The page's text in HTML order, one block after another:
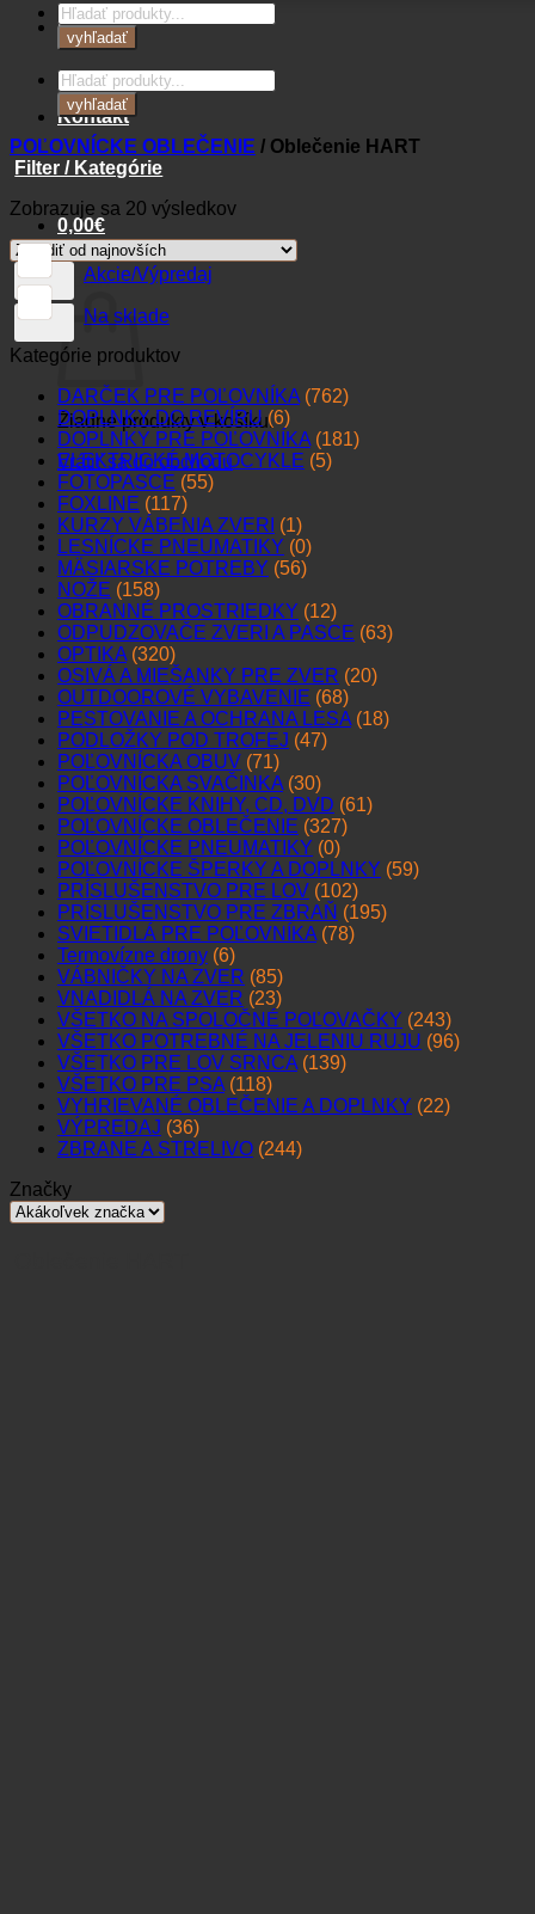
Blog
Kontakt
0,00€
Košík
Žiadne produkty v košíku.
Vrátiť sa do obchodu
Products
search
vyhľadať
Products
search
vyhľadať
POĽOVNÍCKE OBLEČENIE / Oblečenie HART
Filter / Kategórie
Zobrazuje sa 20 výsledkovZoradené
najnovších
Akcie/Výpredaj
Na sklade
Kategórie produktov
DARČEK PRE POĽOVNÍKA (762)
DOPLNKY DO REVÍRU (6)
DOPLNKY PRE POĽOVNÍKA (181)
ELEKTRICKÉ MOTOCYKLE (5)
FOTOPASCE (55)
FOXLINE (117)
KURZY VÁBENIA ZVERI (1)
LESNÍCKE PNEUMATIKY (0)
MÄSIARSKE POTREBY (56)
NOŽE (158)
OBRANNÉ PROSTRIEDKY (12)
ODPUDZOVAČE ZVERI A PASCE (63)
OPTIKA (320)
OSIVÁ A MIEŠANKY PRE ZVER (20)
OUTDOOROVÉ VYBAVENIE (68)
PESTOVANIE A OCHRANA LESA (18)
PODLOŽKY POD TROFEJ (47)
POĽOVNÍCKA OBUV (71)
POĽOVNÍCKA SVAČINKA (30)
POĽOVNÍCKE KNIHY, CD, DVD (61)
POĽOVNÍCKE OBLEČENIE (327)
POĽOVNÍCKE PNEUMATIKY (0)
POĽOVNÍCKE ŠPERKY A DOPLNKY (59)
PRÍSLUŠENSTVO PRE LOV (102)
PRÍSLUŠENSTVO PRE ZBRAŇ (195)
SVIETIDLÁ PRE POĽOVNÍKA (78)
Termovízne drony (6)
VÁBNIČKY NA ZVER (85)
VNADIDLÁ NA ZVER (23)
VŠETKO NA SPOLOČNÉ POĽOVAČKY (243)
VŠETKO POTREBNÉ NA JELENIU RUJU (96)
VŠETKO PRE LOV SRNCA (139)
VŠETKO PRE PSA (118)
VYHRIEVANÉ OBLEČENIE A DOPLNKY (22)
VÝPREDAJ (36)
ZBRANE A STRELIVO (244)
Značky